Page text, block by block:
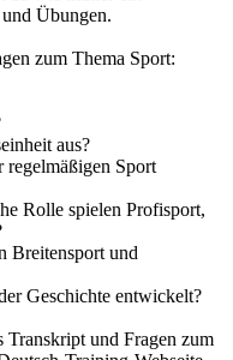
Weltsprache,
normalerweise?
und Fragen zum
Training-Webseite.
Podcasts findest du hier:
viele Möglichkeiten und
mal vorbei, es ist
üben.